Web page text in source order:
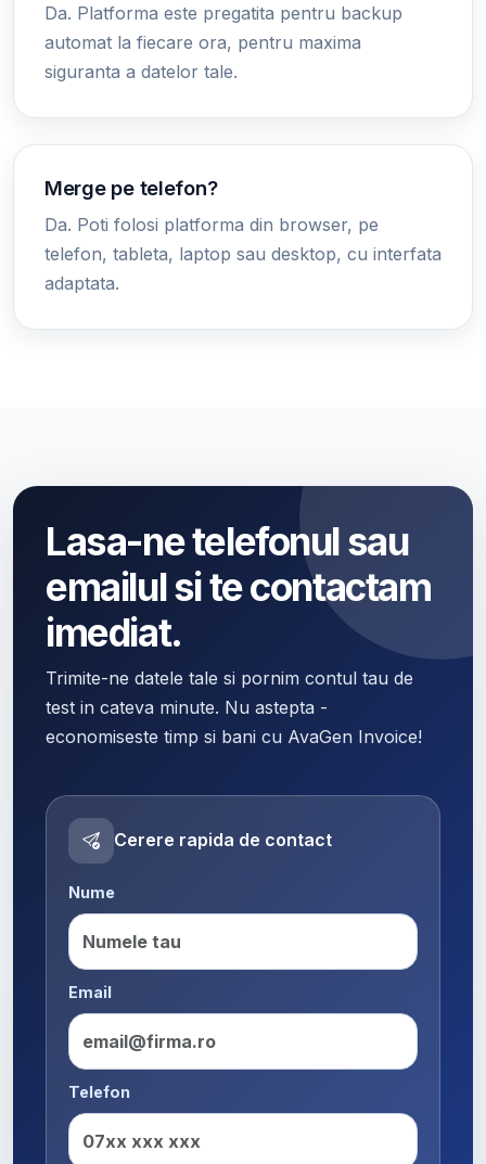
Da. Platforma este pregatita pentru backup
automat la fiecare ora, pentru maxima
siguranta a datelor tale.
Merge pe telefon?
Da. Poti folosi platforma din browser, pe
telefon, tableta, laptop sau desktop, cu interfata
adaptata.
Lasa-ne telefonul sau
emailul si te contactam
imediat.
Trimite-ne datele tale si pornim contul tau de
test in cateva minute. Nu astepta -
economiseste timp si bani cu AvaGen Invoice!
Cerere rapida de contact
Nume
Email
Telefon